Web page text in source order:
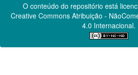
O conteúdo do repositório está
Creative CommonsAtribuição -
4.0 Internacional.